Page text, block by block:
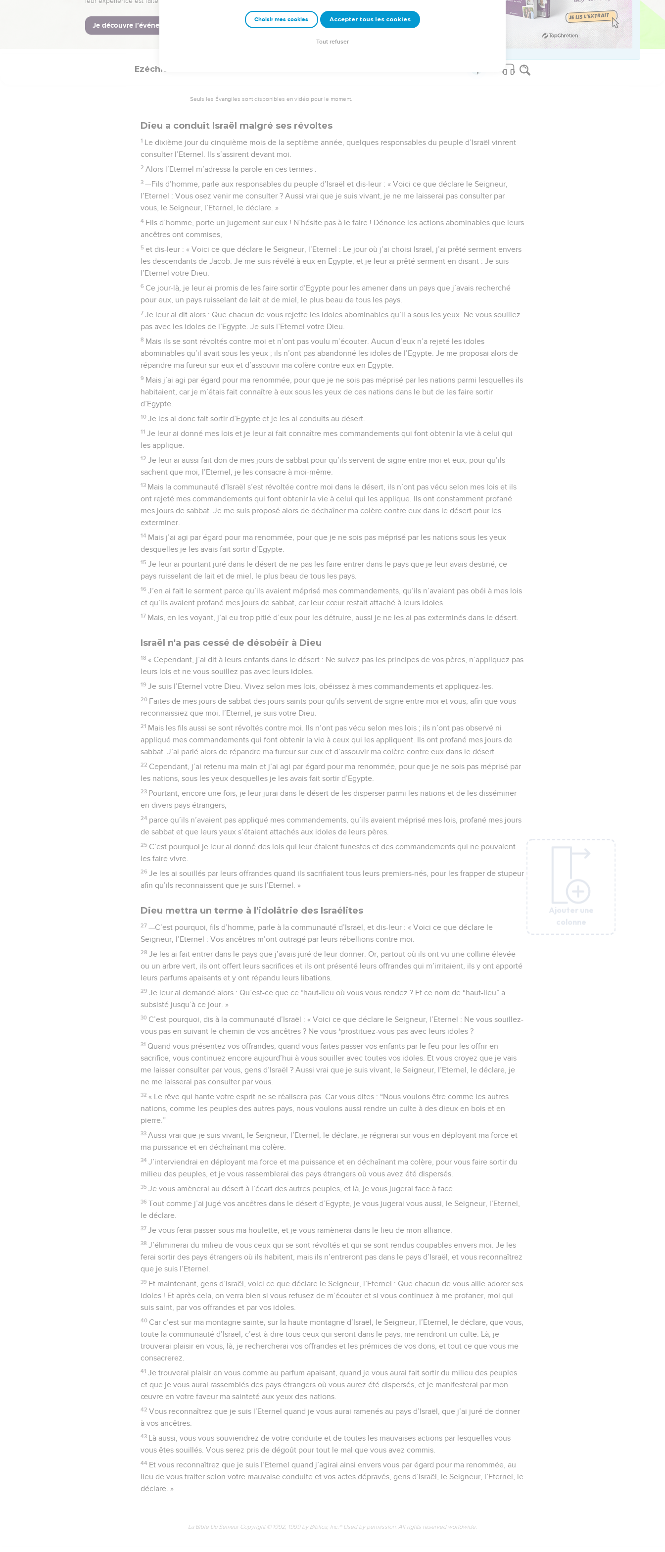
de sceptre royal, c’est là une complainte, à chanter comme telle. »
La Bible Du Semeur Copyright © 1992, 1999 by Biblica, Inc.® Used by permission. All rights reserved worldwide.
Ajouter une
colonne
Ezéchiel
Seuls les Évangiles sont disponibles en vidéo pour le moment.
Dieu a conduit Israël malgré ses révoltes
1 Le dixième jour du cinquième mois de la septième année, quelques responsables du peuple d’Israël vinrent
consulter l’Eternel. Ils s’assirent devant moi.
2 Alors l’Eternel m’adressa la parole en ces termes :
3 —Fils d’homme, parle aux responsables du peuple d’Israël et dis-leur : « Voici ce que déclare le Seigneur,
l’Eternel : Vous osez venir me consulter ? Aussi vrai que je suis vivant, je ne me laisserai pas consulter par
vous, le Seigneur, l’Eternel, le déclare. »
4 Fils d’homme, porte un jugement sur eux ! N’hésite pas à le faire ! Dénonce les actions abominables que leurs
ancêtres ont commises,
5 et dis-leur : « Voici ce que déclare le Seigneur, l’Eternel : Le jour où j’ai choisi Israël, j’ai prêté serment envers
les descendants de Jacob. Je me suis révélé à eux en Egypte, et je leur ai prêté serment en disant : Je suis
l’Eternel votre Dieu.
6 Ce jour-là, je leur ai promis de les faire sortir d’Egypte pour les amener dans un pays que j’avais recherché
pour eux, un pays ruisselant de lait et de miel, le plus beau de tous les pays.
7 Je leur ai dit alors : Que chacun de vous rejette les idoles abominables qu’il a sous les yeux. Ne vous souillez
pas avec les idoles de l’Egypte. Je suis l’Eternel votre Dieu.
8 Mais ils se sont révoltés contre moi et n’ont pas voulu m’écouter. Aucun d’eux n’a rejeté les idoles
abominables qu’il avait sous les yeux ; ils n’ont pas abandonné les idoles de l’Egypte. Je me proposai alors de
répandre ma fureur sur eux et d’assouvir ma colère contre eux en Egypte.
9 Mais j’ai agi par égard pour ma renommée, pour que je ne sois pas méprisé par les nations parmi lesquelles ils
habitaient, car je m’étais fait connaître à eux sous les yeux de ces nations dans le but de les faire sortir
d’Egypte.
10 Je les ai donc fait sortir d’Egypte et je les ai conduits au désert.
11 Je leur ai donné mes lois et je leur ai fait connaître mes commandements qui font obtenir la vie à celui qui
les applique.
12 Je leur ai aussi fait don de mes jours de sabbat pour qu’ils servent de signe entre moi et eux, pour qu’ils
sachent que moi, l’Eternel, je les consacre à moi-même.
13 Mais la communauté d’Israël s’est révoltée contre moi dans le désert, ils n’ont pas vécu selon mes lois et ils
ont rejeté mes commandements qui font obtenir la vie à celui qui les applique. Ils ont constamment profané
mes jours de sabbat. Je me suis proposé alors de déchaîner ma colère contre eux dans le désert pour les
exterminer.
14 Mais j’ai agi par égard pour ma renommée, pour que je ne sois pas méprisé par les nations sous les yeux
desquelles je les avais fait sortir d’Egypte.
15 Je leur ai pourtant juré dans le désert de ne pas les faire entrer dans le pays que je leur avais destiné, ce
pays ruisselant de lait et de miel, le plus beau de tous les pays.
16 J’en ai fait le serment parce qu’ils avaient méprisé mes commandements, qu’ils n’avaient pas obéi à mes lois
et qu’ils avaient profané mes jours de sabbat, car leur cœur restait attaché à leurs idoles.
17 Mais, en les voyant, j’ai eu trop pitié d’eux pour les détruire, aussi je ne les ai pas exterminés dans le désert.
Israël n'a pas cessé de désobéir à Dieu
18 « Cependant, j’ai dit à leurs enfants dans le désert : Ne suivez pas les principes de vos pères, n’appliquez pas
leurs lois et ne vous souillez pas avec leurs idoles.
19 Je suis l’Eternel votre Dieu. Vivez selon mes lois, obéissez à mes commandements et appliquez-les.
20 Faites de mes jours de sabbat des jours saints pour qu’ils servent de signe entre moi et vous, afin que vous
reconnaissiez que moi, l’Eternel, je suis votre Dieu.
21 Mais les fils aussi se sont révoltés contre moi. Ils n’ont pas vécu selon mes lois ; ils n’ont pas observé ni
appliqué mes commandements qui font obtenir la vie à ceux qui les appliquent. Ils ont profané mes jours de
sabbat. J’ai parlé alors de répandre ma fureur sur eux et d’assouvir ma colère contre eux dans le désert.
22 Cependant, j’ai retenu ma main et j’ai agi par égard pour ma renommée, pour que je ne sois pas méprisé par
les nations, sous les yeux desquelles je les avais fait sortir d’Egypte.
23 Pourtant, encore une fois, je leur jurai dans le désert de les disperser parmi les nations et de les disséminer
en divers pays étrangers,
24 parce qu’ils n’avaient pas appliqué mes commandements, qu’ils avaient méprisé mes lois, profané mes jours
de sabbat et que leurs yeux s’étaient attachés aux idoles de leurs pères.
25 C’est pourquoi je leur ai donné des lois qui leur étaient funestes et des commandements qui ne pouvaient
les faire vivre.
26 Je les ai souillés par leurs offrandes quand ils sacrifiaient tous leurs premiers-nés, pour les frapper de stupeur
afin qu’ils reconnaissent que je suis l’Eternel. »
Dieu mettra un terme à l'idolâtrie des Israélites
27 —C’est pourquoi, fils d’homme, parle à la communauté d’Israël, et dis-leur : « Voici ce que déclare le
Seigneur, l’Eternel : Vos ancêtres m’ont outragé par leurs rébellions contre moi.
28 Je les ai fait entrer dans le pays que j’avais juré de leur donner. Or, partout où ils ont vu une colline élevée
ou un arbre vert, ils ont offert leurs sacrifices et ils ont présenté leurs offrandes qui m’irritaient, ils y ont apporté
leurs parfums apaisants et y ont répandu leurs libations.
29 Je leur ai demandé alors : Qu’est-ce que ce *haut-lieu où vous vous rendez ? Et ce nom de “haut-lieu” a
subsisté jusqu’à ce jour. »
30 C’est pourquoi, dis à la communauté d’Israël : « Voici ce que déclare le Seigneur, l’Eternel : Ne vous souillez-
vous pas en suivant le chemin de vos ancêtres ? Ne vous *prostituez-vous pas avec leurs idoles ?
31 Quand vous présentez vos offrandes, quand vous faites passer vos enfants par le feu pour les offrir en
sacrifice, vous continuez encore aujourd’hui à vous souiller avec toutes vos idoles. Et vous croyez que je vais
me laisser consulter par vous, gens d’Israël ? Aussi vrai que je suis vivant, le Seigneur, l’Eternel, le déclare, je
ne me laisserai pas consulter par vous.
32 « Le rêve qui hante votre esprit ne se réalisera pas. Car vous dites : “Nous voulons être comme les autres
nations, comme les peuples des autres pays, nous voulons aussi rendre un culte à des dieux en bois et en
pierre.”
33 Aussi vrai que je suis vivant, le Seigneur, l’Eternel, le déclare, je régnerai sur vous en déployant ma force et
ma puissance et en déchaînant ma colère.
34 J’interviendrai en déployant ma force et ma puissance et en déchaînant ma colère, pour vous faire sortir du
milieu des peuples, et je vous rassemblerai des pays étrangers où vous avez été dispersés.
35 Je vous amènerai au désert à l’écart des autres peuples, et là, je vous jugerai face à face.
36 Tout comme j’ai jugé vos ancêtres dans le désert d’Egypte, je vous jugerai vous aussi, le Seigneur, l’Eternel,
le déclare.
37 Je vous ferai passer sous ma houlette, et je vous ramènerai dans le lieu de mon alliance.
38 J’éliminerai du milieu de vous ceux qui se sont révoltés et qui se sont rendus coupables envers moi. Je les
ferai sortir des pays étrangers où ils habitent, mais ils n’entreront pas dans le pays d’Israël, et vous reconnaîtrez
que je suis l’Eternel.
39 Et maintenant, gens d’Israël, voici ce que déclare le Seigneur, l’Eternel : Que chacun de vous aille adorer ses
idoles ! Et après cela, on verra bien si vous refusez de m’écouter et si vous continuez à me profaner, moi qui
suis saint, par vos offrandes et par vos idoles.
40 Car c’est sur ma montagne sainte, sur la haute montagne d’Israël, le Seigneur, l’Eternel, le déclare, que vous,
toute la communauté d’Israël, c’est-à-dire tous ceux qui seront dans le pays, me rendront un culte. Là, je
trouverai plaisir en vous, là, je rechercherai vos offrandes et les prémices de vos dons, et tout ce que vous me
consacrerez.
41 Je trouverai plaisir en vous comme au parfum apaisant, quand je vous aurai fait sortir du milieu des peuples
et que je vous aurai rassemblés des pays étrangers où vous aurez été dispersés, et je manifesterai par mon
œuvre en votre faveur ma sainteté aux yeux des nations.
42 Vous reconnaîtrez que je suis l’Eternel quand je vous aurai ramenés au pays d’Israël, que j’ai juré de donner
à vos ancêtres.
43 Là aussi, vous vous souviendrez de votre conduite et de toutes les mauvaises actions par lesquelles vous
vous êtes souillés. Vous serez pris de dégoût pour tout le mal que vous avez commis.
44 Et vous reconnaîtrez que je suis l’Eternel quand j’agirai ainsi envers vous par égard pour ma renommée, au
lieu de vous traiter selon votre mauvaise conduite et vos actes dépravés, gens d’Israël, le Seigneur, l’Eternel, le
déclare. »
La Bible Du Semeur Copyright © 1992, 1999 by Biblica, Inc.® Used by permission. All rights reserved worldwide.
Ajouter une
colonne
Ajouter une
colonne
Ajouter une
colonne
Ajouter une
colonne
Choisir mes cookies Accepter tous les cookies
Tout refuser